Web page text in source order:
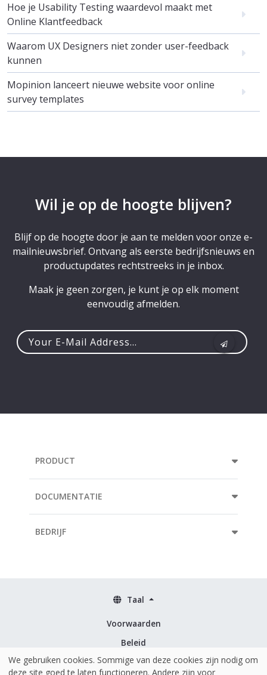
Hoe je Usability Testing waardevol maakt met
Online Klantfeedback
Waarom UX Designers niet zonder user-feedback
kunnen
Mopinion lanceert nieuwe website voor online
survey templates
Wil je op de hoogte blijven?
Blijf op de hoogte door je aan te melden voor onze e-
mailnieuwsbrief. Ontvang als eerste bedrijfsnieuws en
productupdates rechtstreeks in je inbox.
Maak je geen zorgen, je kunt je op elk moment
eenvoudig afmelden.
PRODUCT
DOCUMENTATIE
BEDRIJF
Voorwaarden
Beleid
Beveiliging & ISO 27001
Taal
We gebruiken cookies. Sommige van deze cookies zijn nodig om
deze site goed te laten functioneren. Andere zijn voor